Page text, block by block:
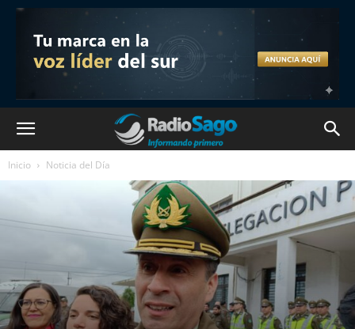
Inicio Noticia del Día